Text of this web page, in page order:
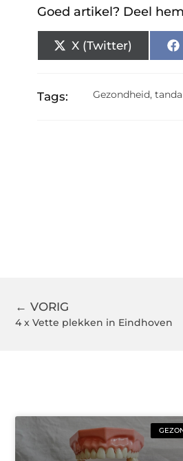
Goed artikel? Deel
X (Twitter)
Tags: Gezondheid,
← VORIG
4 x Vette plekken in Eindhoven